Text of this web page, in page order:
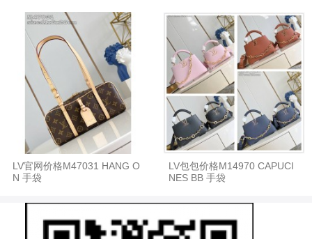
LV官网价格M47031 HANG O
N 手袋
LV包包价格M14970 CAPUCI
NES BB 手袋